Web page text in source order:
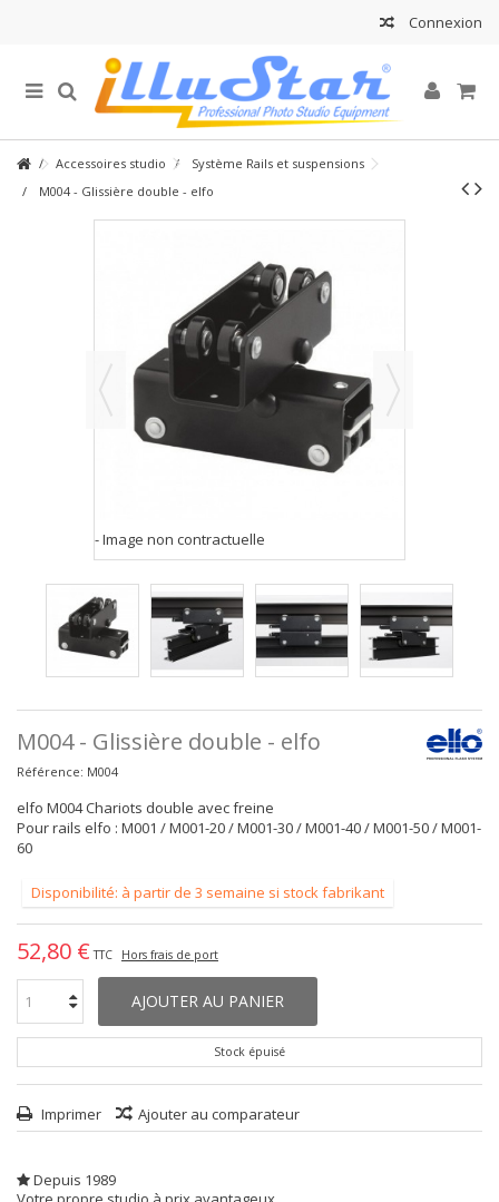
Connexion
Accessoires studio
Système Rails et suspensions
M004 - Glissière double - elfo
- Image non contractuelle
M004 - Glissière double - elfo
Référence: M004
elfo M004 Chariots double avec freine
Pour rails elfo : M001 / M001-20 / M001-30 / M001-40 / M001-50 / M001-
60
Disponibilité: à partir de 3 semaine si stock fabrikant
52,80 € TTC Hors frais de port
AJOUTER AU PANIER
Stock épuisé
Imprimer Ajouter au comparateur
Depuis 1989